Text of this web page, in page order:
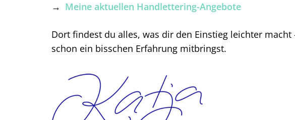
→ Meine aktuellen Handlettering-Angebote
Dort findest du alles, was dir den Einstieg leichter
schon ein bisschen Erfahrung mitbringst.